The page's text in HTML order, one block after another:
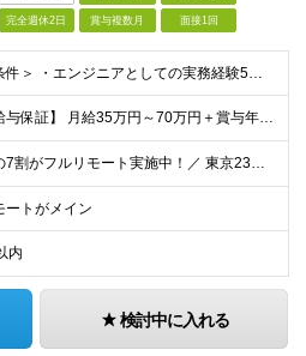
完全週休2日 賞与複数月 面接1回
＜必須条件＞ ・エンジニアとしての実務経験5年以上 ＜尚可条件＞ ・PM、PL経験 ・後輩指導やチームリーダーなど、何らかのリード経験 ※リーダー未経験の方のご応募も大歓迎です！ポテンシャル採用を
【前職給与保証】 月給35万円～70万円＋賞与年2回＋各種手当 ※前職の給与・スキル・経験を考慮の上、決定いたします。 ※月給には固定残業代（月30時間分／5万円～10万円）を含みます。超過分は別途
＼社員の7割がフルリモート実施中！／ 東京23区内など1都3県を中心としたプロジェクト先での勤務となります。 ※勤務地は希望を考慮します ≪本社≫ 東京都渋谷区恵比寿南1丁目3番7号 隅越ビル5階
ートがメイン
内
検討中に入れる